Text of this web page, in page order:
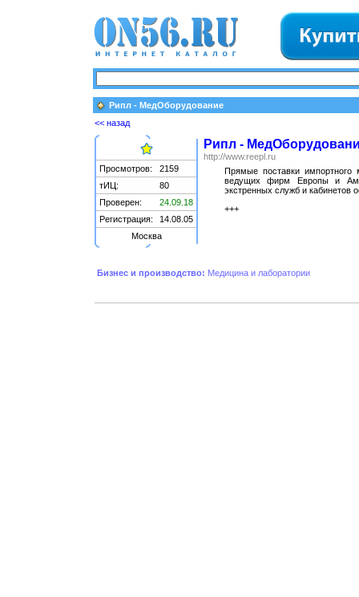
Рипл - МедОборудование
<< назад
Просмотров:
2159
тИЦ:
80
Проверен:
24.09.18
Регистрация:
14.08.05
Москва
Рипл -
http://www.reepl.ru
Прямые поставки импортного
ведущих фирм Европы и
экстренных служб и кабинетов
+++
Бизнес и производство: Медицина и лаборатории